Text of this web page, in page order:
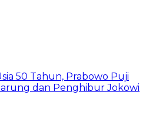
50 Tahun, Prabowo Puji
dan Penghibur Jokowi